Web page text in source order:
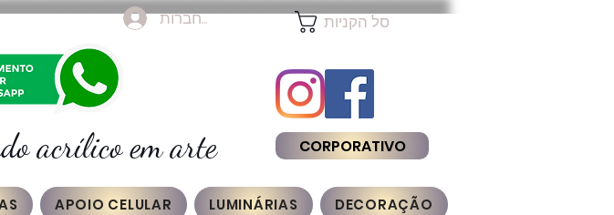
להתחברות
acrílico em arte
סל הקניות
CORPORATIVO
APOIO CELULAR LUMINÁRIAS DECORAÇÃO